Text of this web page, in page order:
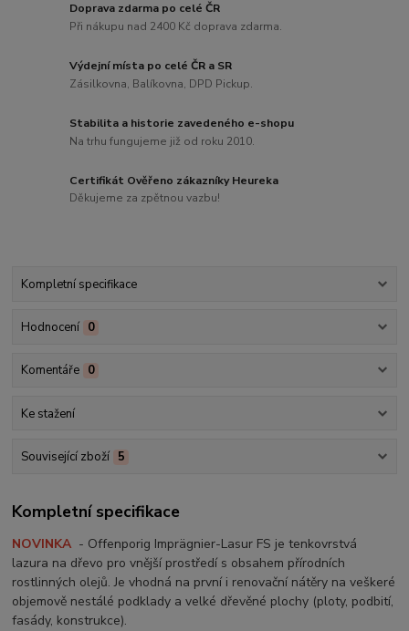
Doprava zdarma po celé ČR
Při nákupu nad 2400 Kč doprava zdarma.
Výdejní místa po celé ČR a SR
Zásilkovna, Balíkovna, DPD Pickup.
Stabilita a historie zavedeného e-shopu
Na trhu fungujeme již od roku 2010.
Certifikát Ověřeno zákazníky Heureka
Děkujeme za zpětnou vazbu!
Kompletní specifikace
Hodnocení 0
Komentáře 0
Ke stažení
Související zboží 5
Kompletní specifikace
NOVINKA - Offenporig Imprägnier-Lasur FS je tenkovrstvá
lazura na dřevo pro vnější prostředí s obsahem přírodních
rostlinných olejů. Je vhodná na první i renovační nátěry na veškeré
objemově nestálé podklady a velké dřevěné plochy (ploty, podbití,
fasády, konstrukce).